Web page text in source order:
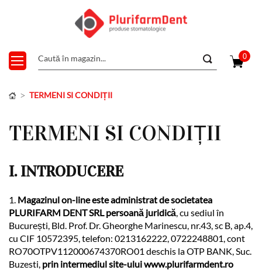
0
TERMENI SI CONDIȚII
TERMENI SI CONDIȚII
I. INTRODUCERE
1. Magazinul on-line este administrat de societatea
PLURIFARM DENT SRL persoană juridică, cu sediul în
București, Bld. Prof. Dr. Gheorghe Marinescu, nr.43, sc B, ap.4,
cu CIF 10572395, telefon: 0213162222, 0722248801, cont
RO70OTPV112000674370RO01 deschis la OTP BANK, Suc.
Buzesti, prin intermediul site-uluiwww.plurifarmdent.ro